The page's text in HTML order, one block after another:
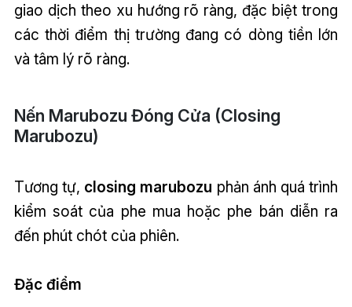
giao dịch theo xu hướng rõ ràng, đặc biệt trong
các thời điểm thị trường đang có dòng tiền lớn
và tâm lý rõ ràng.
Nến Marubozu Đóng Cửa (Closing
Marubozu)
Tương tự, closing marubozu phản ánh quá trình
kiểm soát của phe mua hoặc phe bán diễn ra
đến phút chót của phiên.
Đặc điểm